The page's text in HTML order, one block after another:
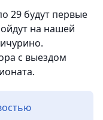
29 будут первые
на нашей
с выездом